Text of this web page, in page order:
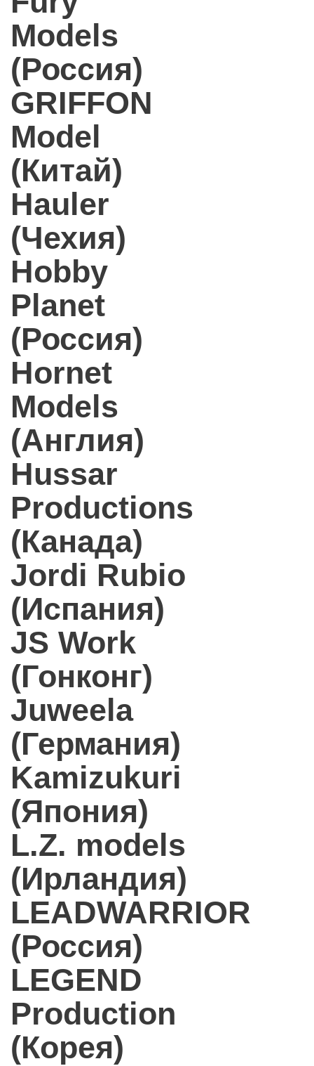
Models
(Россия)
GRIFFON
Model
(Китай)
Hauler
(Чехия)
Hobby
Planet
(Россия)
Hornet
Models
(Англия)
Hussar
Productions
(Канада)
Jordi Rubio
(Испания)
JS Work
(Гонконг)
Juweela
(Германия)
Kamizukuri
(Япония)
L.Z. models
(Ирландия)
LEADWARRIOR
(Россия)
LEGEND
Production
(Корея)